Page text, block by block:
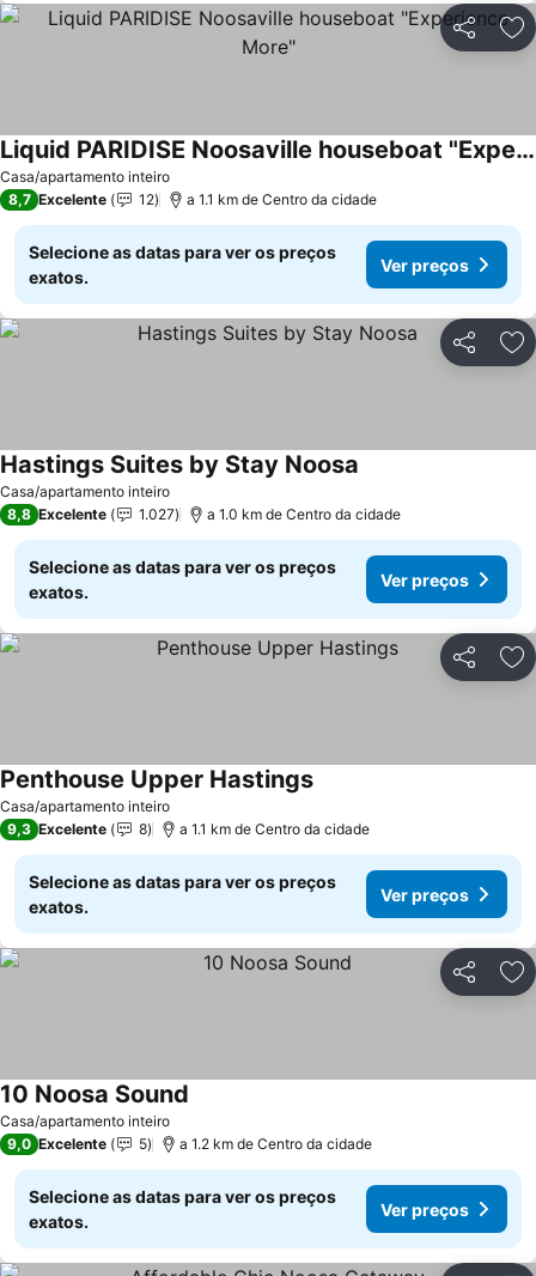
Partilhar
Casa/apartamento inteiro
Liquid PARIDISE Noosaville houseboat "Experience More"
8,7 Excelente 12 a 1.1 km de Centro da cidade
Selecione as datas para ver os preços
exatos.
Ver preços
Partilhar
Casa/apartamento inteiro
Hastings Suites by Stay Noosa
8,8 Excelente 1.027 a 1.0 km de Centro da cidade
Selecione as datas para ver os preços
exatos.
Ver preços
Partilhar
Casa/apartamento inteiro
Penthouse Upper Hastings
9,3 Excelente 8 a 1.1 km de Centro da cidade
Selecione as datas para ver os preços
exatos.
Ver preços
Partilhar
Casa/apartamento inteiro
10 Noosa Sound
9,0 Excelente 5 a 1.2 km de Centro da cidade
Selecione as datas para ver os preços
exatos.
Ver preços